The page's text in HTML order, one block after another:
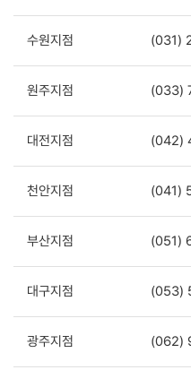
수원지점 (031)
원주지점 (033)
대전지점 (042)
천안지점 (041)
부산지점 (051)
대구지점 (053)
광주지점 (062)